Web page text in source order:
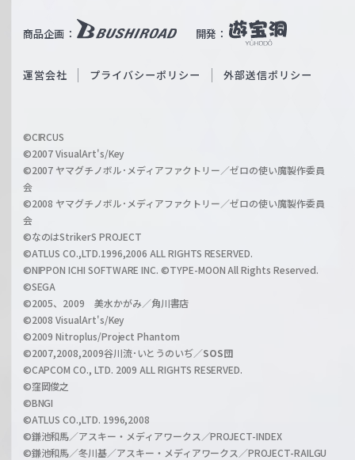
ß
c
a
r
z
商品企画： 開発：
b
O
i
l
h
a
n
l
運営会社 プライバシーポリシー 外部送信ポリシー
©CIRCUS
©2007 VisualArt's/Key
©2007 ヤマグチノボル･メディアファクトリー／ゼロの使い魔製作委員
会
©2008 ヤマグチノボル･メディアファクトリー／ゼロの使い魔製作委員
会
©なのはStrikerS PROJECT
©ATLUS CO.,LTD.1996,2006 ALL RIGHTS RESERVED.
©NIPPON ICHI SOFTWARE INC. ©TYPE-MOON All Rights Reserved.
©SEGA
©2005、2009 美水かがみ／角川書店
©2008 VisualArt's/Key
©2009 Nitroplus/Project Phantom
©2007,2008,2009谷川流･いとうのいぢ／SOS団
©CAPCOM CO., LTD. 2009 ALL RIGHTS RESERVED.
©窪岡俊之
©BNGI
©ATLUS CO.,LTD. 1996,2008
©鎌池和馬／アスキー・メディアワークス／PROJECT-INDEX
©鎌池和馬／冬川基／アスキー・メディアワークス／PROJECT-RAILGU